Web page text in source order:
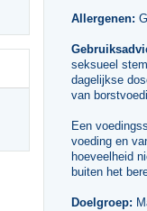
Allergenen:
seksueel
dagelijkse
van
Een
voeding en
hoeveelheid
buiten het
Doelgroep: